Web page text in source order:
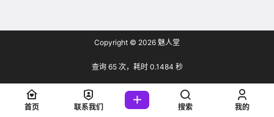
Copyright © 2026 魅人堂
查询 65 次，耗时 0.1484 秒
首页 联系我们 搜索 我的